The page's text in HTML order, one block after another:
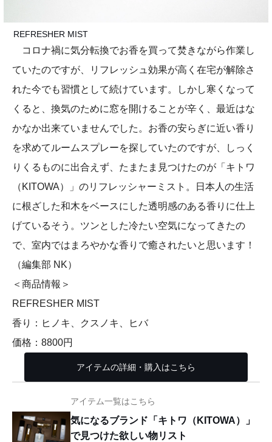
REFRESHER MIST
コロナ禍に気分転換でお香を買って焚きながら作業し
ていたのですが、リフレッシュ効果が高く在宅が解除さ
れた今でも習慣として続けています。しかし寒くなって
くると、換気のために窓を開けることが辛く、最近はな
かなか出来ていませんでした。お香の安らぎに近い香り
を求めてルームスプレーを探していたのですが、しっく
りくるものに出合えず、たまたま見つけたのが「キトワ
（KITOWA）」のリフレッシャーミスト。日本人の生活
に根ざした和木をベースにした透明感のある香りに仕上
げているそう。ツンとした冷たい空気になってきたの
で、室内ではまろやかな香りで癒されたいと思います！
（編集部 NK）
＜商品情報＞
REFRESHER MIST
香り：ヒノキ、クスノキ、ヒバ
価格：8800円
アイテムの詳細・購入はこちら
アイテム一覧はこちら
気になるブランド「キトワ（KITOWA）」
で見つけた欲しい物リスト